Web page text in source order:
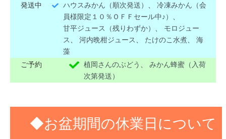
発送中 ハウスみかん（順次発送） 、冷凍みかん（会
員様限定１０％ＯＦＦセール中♪）
甘平ジュース（残りわずか）
モロジュー
ス
、河内晩柑ジュース たけのこ水煮 、海
藻
ご予約
植岡さんのぶどう 、みかん蜂蜜（入荷
次第発送）
◆お盆期間の休業日について